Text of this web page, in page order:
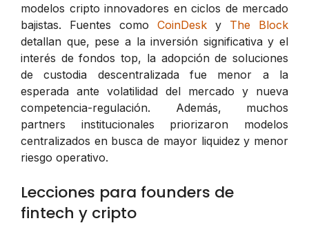
modelos cripto innovadores en ciclos de mercado
bajistas. Fuentes como CoinDesk y The Block
detallan que, pese a la inversión significativa y el
interés de fondos top, la adopción de soluciones
de custodia descentralizada fue menor a la
esperada ante volatilidad del mercado y nueva
competencia-regulación. Además, muchos
partners institucionales priorizaron modelos
centralizados en busca de mayor liquidez y menor
riesgo operativo.
Lecciones para founders de
fintech y cripto